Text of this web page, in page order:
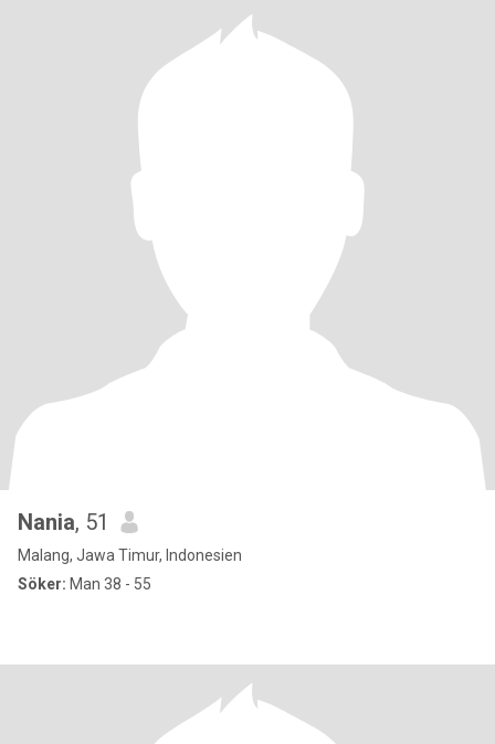
Nania, 51
Malang, Jawa Timur, Indonesien
Söker: Man 38 - 55